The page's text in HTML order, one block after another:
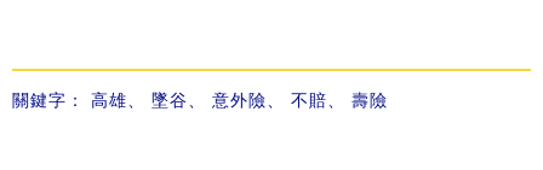
關鍵字： 高雄 墜谷 意外險 不賠 壽險